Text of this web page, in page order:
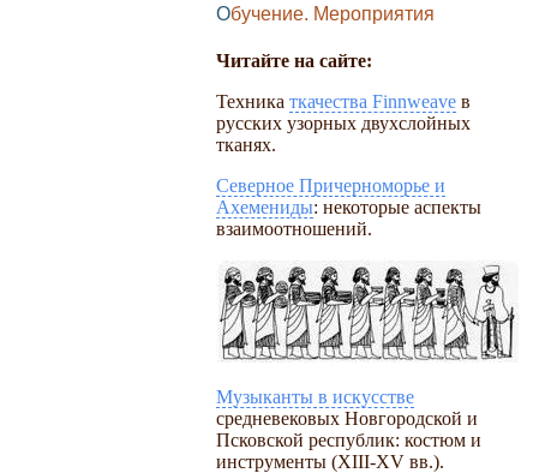
Обучение. Мероприятия
Читайте на сайте:
Техника ткачества Finnweave в
русских узорных двухслойных
тканях.
Северное Причерноморье и
Ахемениды: некоторые аспекты
взаимоотношений.
Музыканты в искусстве
средневековых Новгородской и
Псковской республик: костюм и
инструменты (XIII-XV вв.).